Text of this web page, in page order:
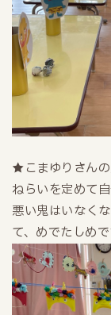
★こまゆりさん
ねらいを定めて
悪い鬼はいなく
て、めでたしめで